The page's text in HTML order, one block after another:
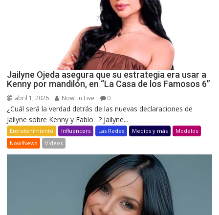
Jailyne Ojeda asegura que su estrategia era usar a
Kenny por mandilón, en “La Casa de los Famosos 6”
abril 1, 2026 Now! in Live 0
¿Cuál será la verdad detrás de las nuevas declaraciones de
Jailyne sobre Kenny y Fabio…? Jailyne...
Entretenimiento Influencers Las Redes Medios y más
Modelos
Now!News
Videos